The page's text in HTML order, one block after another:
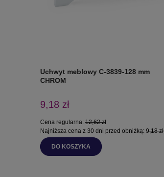
Uchwyt meblowy C-3839-128 mm
CHROM
9,18 zł
Cena regularna: 12,62 zł
Najniższa cena z 30 dni przed obniżką: 9,18 zł
DO KOSZYKA